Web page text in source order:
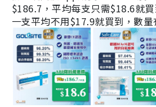
$186.7，平均每支只需$18.6就
一支平均不用$17.9就買到，數量